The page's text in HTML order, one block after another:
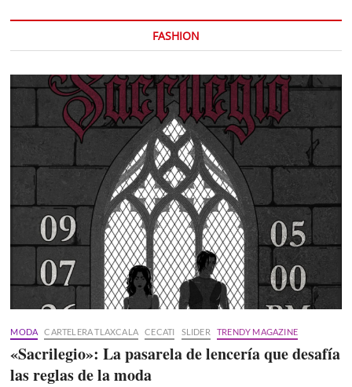
FASHION
MODA CARTELERA TLAXCALA CECATI SLIDER TRENDY MAGAZINE
«Sacrilegio»: La pasarela de lencería que desafía
las reglas de la moda